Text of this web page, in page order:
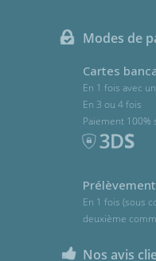
Modes de
Cartes
En 1 fois avec
En 3 ou 4 fois
Paiement 100%
Prélèvement
En 1 fois (sous
deuxième
Nos avis